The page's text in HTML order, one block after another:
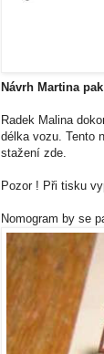
Návrh Martina
Radek Malina
délka vozu. Tento
stažení zde.
Pozor ! Při tisku
Nomogram by se